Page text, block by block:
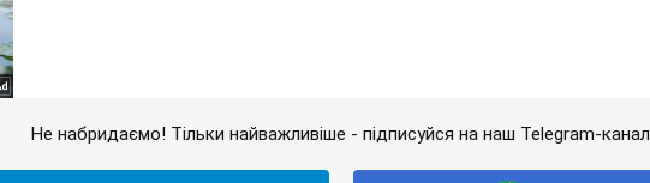
Не набридаємо! Тільки найважливіше - підписуйся на наш Telegram-канал